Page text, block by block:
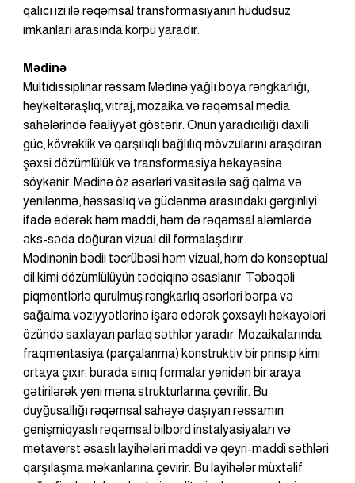
qalıcı izi ilə rəqəmsal transformasiyanın hüdudsuz
imkanları arasında körpü yaradır.
Mədinə
Multidissiplinar rəssam Mədinə yağlı boya rəngkarlığı,
heykəltəraşlıq, vitraj, mozaika və rəqəmsal media
sahələrində fəaliyyət göstərir. Onun yaradıcılığı daxili
güc, kövrəklik və qarşılıqlı bağlılıq mövzularını araşdıran
şəxsi dözümlülük və transformasiya hekayəsinə
söykənir. Mədinə öz əsərləri vasitəsilə sağ qalma və
yenilənmə, həssaslıq və güclənmə arasındakı gərginliyi
ifadə edərək həm maddi, həm də rəqəmsal aləmlərdə
əks-səda doğuran vizual dil formalaşdırır.
Mədinənin bədii təcrübəsi həm vizual, həm də konseptual
dil kimi dözümlülüyün tədqiqinə əsaslanır. Təbəqəli
piqmentlərlə qurulmuş rəngkarlıq əsərləri bərpa və
sağalma vəziyyətlərinə işarə edərək çoxsaylı hekayələri
özündə saxlayan parlaq səthlər yaradır. Mozaikalarında
fraqmentasiya (parçalanma) konstruktiv bir prinsip kimi
ortaya çıxır; burada sınıq formalar yenidən bir araya
gətirilərək yeni məna strukturlarına çevrilir. Bu
duyğusallığı rəqəmsal sahəyə daşıyan rəssamın
genişmiqyaslı rəqəmsal bilbord instalyasiyaları və
metaverst əsaslı layihələri maddi və qeyri-maddi səthləri
qarşılaşma məkanlarına çevirir. Bu layihələr müxtəlif